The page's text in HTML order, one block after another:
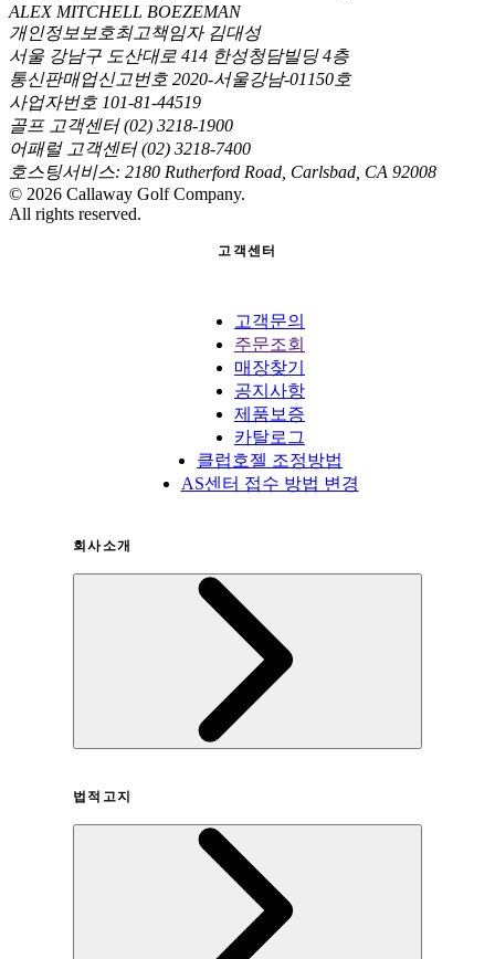
ALEX MITCHELL BOEZEMAN
개인정보보호최고책임자 김대성
서울 강남구 도산대로 414 한성청담빌딩 4층
통신판매업신고번호 2020-서울강남-01150호
사업자번호 101-81-44519
골프 고객센터 (02) 3218-1900
어패럴 고객센터 (02) 3218-7400
호스팅서비스: 2180 Rutherford Road, Carlsbad, CA 92008
© 2026 Callaway Golf Company.
All rights reserved.
고객센터
고객문의
주문조회
매장찾기
공지사항
제품보증
카탈로그
클럽호젤 조정방법
AS센터 접수 방법 변경
회사소개
법적고지